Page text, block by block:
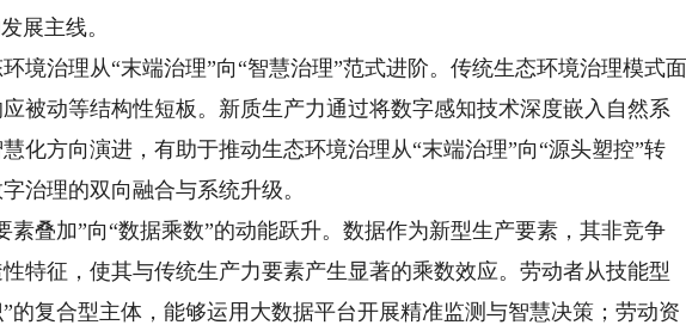
展主线。
治理从“末端治理”向“智慧治理”范式进阶。传统生态环境治理模式面
被动等结构性短板。新质生产力通过将数字感知技术深度嵌入自然系
化方向演进，有助于推动生态环境治理从“末端治理”向“源头塑控”转
治理的双向融合与系统升级。
叠加”向“数据乘数”的动能跃升。数据作为新型生产要素，其非竞争
特征，使其与传统生产力要素产生显著的乘数效应。劳动者从技能型
的复合型主体，能够运用大数据平台开展精准监测与智慧决策；劳动资